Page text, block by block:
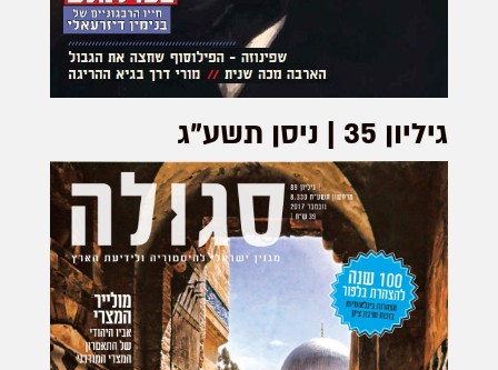
גיליון 35 | ניסן תשע"ג